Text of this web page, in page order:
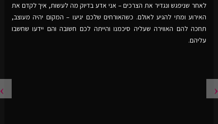
לאחר שניפגש ונגדיר את הצרכים – אני אדע בדיוק מה לעשות, איך לקדם את
האירוע ומתי להגיע לאולם. כשהאורחים שלכם יגיעו – המקום יהיה מעוצב,
תחכה להם האווירה שעליה סיכמנו והייתה לכם חשובה והם יידעו שחשבו
עליהם.